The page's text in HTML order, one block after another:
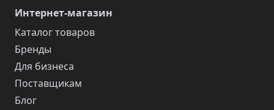
Интернет-магазин
Каталог товаров
Бренды
Для бизнеса
Поставщикам
Блог